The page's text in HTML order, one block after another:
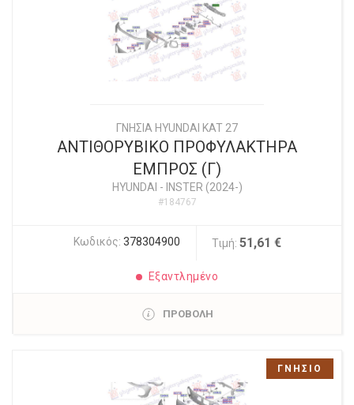
ΓΝΗΣΙΑ HYUNDAI KAT 27
ΑΝΤΙΘΟΡΥΒΙΚΟ ΠΡΟΦΥΛΑΚΤΗΡΑ
ΕΜΠΡΟΣ (Γ)
HYUNDAI - INSTER (2024-)
#184767
Κωδικός: 378304900 Τιμή: 51,61 €
Εξαντλημένο
ΠΡΟΒΟΛΗ
ΓΝΗΣΙΟ